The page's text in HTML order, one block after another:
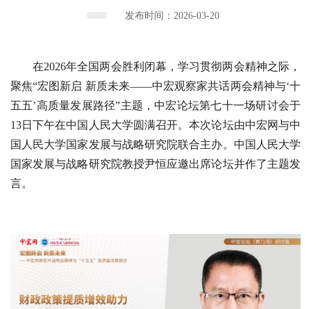
发布时间：2026-03-20
在2026年全国两会胜利闭幕，学习贯彻两会精神之际，
聚焦“宏图新启 新质未来——中宏观察家共话两会精神与‘十
五五’高质量发展路径”主题，中宏论坛第七十一场研讨会于
13日下午在中国人民大学圆满召开。本次论坛由中宏网与中
国人民大学国家发展与战略研究院联合主办。中国人民大学
国家发展与战略研究院教授尹恒应邀出席论坛并作了主题发
言。